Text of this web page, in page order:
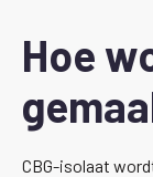
Hoe
CBG-isolaat